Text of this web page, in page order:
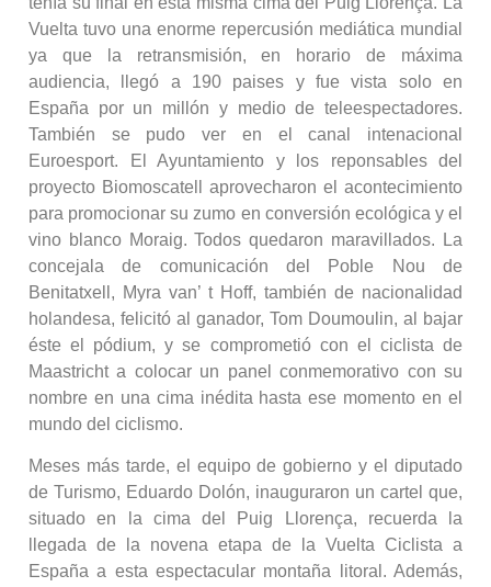
Vuelta tuvo una enorme repercusión mediática mundial
ya que la retransmisión, en horario de máxima
audiencia, llegó a 190 paises y fue vista solo en
España por un millón y medio de teleespectadores.
También se pudo ver en el canal intenacional
Euroesport. El Ayuntamiento y los reponsables del
proyecto Biomoscatell aprovecharon el acontecimiento
para promocionar su zumo en conversión ecológica y el
vino blanco Moraig. Todos quedaron maravillados. La
concejala de comunicación del Poble Nou de
Benitatxell, Myra van’ t Hoff, también de nacionalidad
holandesa, felicitó al ganador, Tom Doumoulin, al bajar
éste el pódium, y se comprometió con el ciclista de
Maastricht a colocar un panel conmemorativo con su
nombre en una cima inédita hasta ese momento en el
mundo del ciclismo.
Meses más tarde, el equipo de gobierno y el diputado
de Turismo, Eduardo Dolón, inauguraron un cartel que,
situado en la cima del Puig Llorença, recuerda la
llegada de la novena etapa de la Vuelta Ciclista a
España a esta espectacular montaña litoral. Además,